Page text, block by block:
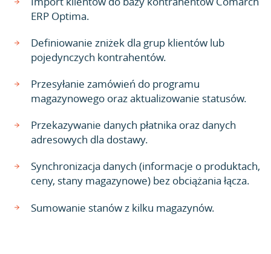
ERP Optima.
Definiowanie zniżek dla grup klientów lub
pojedynczych kontrahentów.
Przesyłanie zamówień do programu
magazynowego oraz aktualizowanie statusów.
Przekazywanie danych płatnika oraz danych
adresowych dla dostawy.
Synchronizacja danych (informacje o produktach,
ceny, stany magazynowe) bez obciążania łącza.
Sumowanie stanów z kilku magazynów.